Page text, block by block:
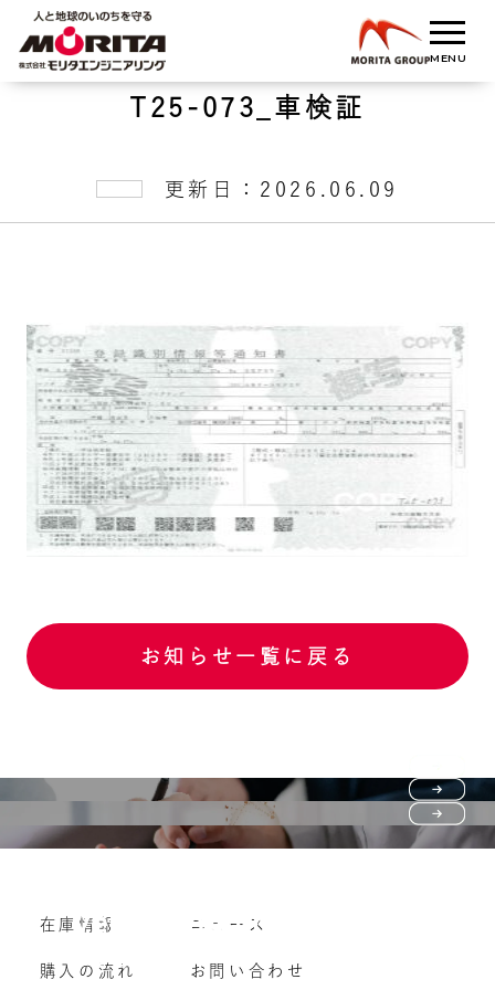
T25-073_車検証
更新日：2026.06.09
お知らせ一覧に戻る
購入の流れ
よくいただくご質問
Vehicle purchase
車両買い取り
在庫情報
購入の流れ
ニュース
お問い合わせ